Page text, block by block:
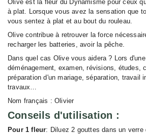
Olive est la fleur du Dynamisme pour ceux
à plat. Lorsque vous avez la sensation que
vous sentez à plat et au bout du rouleau.
Olive contribue à retrouver la force
recharger les batteries, avoir la pêche.
Dans quel cas Olive vous aidera ? Lors
déménagement, examen, révisions, études,
préparation d'un mariage, séparation, travail
travaux…
Nom français : Olivier
Conseils d'utilisation :
Pour 1 fleur: Diluez 2 gouttes dans un verre